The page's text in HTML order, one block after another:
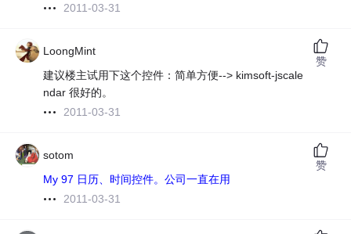
2011-03-31
LoongMint
建议楼主试用下这个控件：简单方便--> kimsoft-jscale
ndar 很好的。
2011-03-31
赞
sotom
My 97 日历、时间控件。公司一直在用
2011-03-31
赞